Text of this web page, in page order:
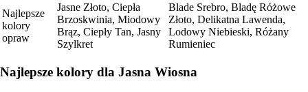
Najlepsze
kolory
opraw
Jasne Złoto, Ciepła
Brzoskwinia, Miodowy
Brąz, Ciepły Tan, Jasny
Szylkret
Blade Srebro, Bladę Różowe
Złoto, Delikatna Lawenda,
Lodowy Niebieski, Różany
Rumieniec
Najlepsze kolory dla Jasna Wiosna